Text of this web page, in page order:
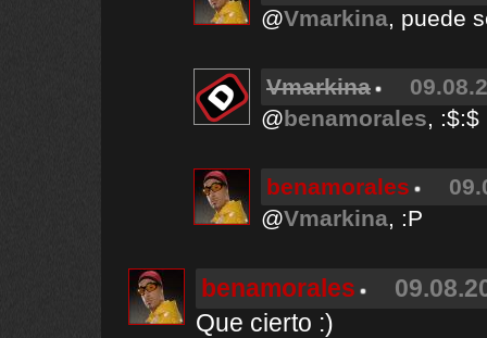
@Vmarkina, puede
Vmarkina
@benamorales, :$:$
benamorales
@Vmarkina, :P
benamorales
Que cierto :)